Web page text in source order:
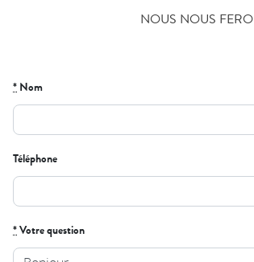
NOUS NOUS
*Nom
Téléphone
*Votre question